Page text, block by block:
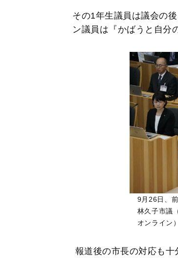
その1年生議員は議会の
ン議員は『かばうと自分
9月26日、
林久子市議
オンライン）
報道後の市長の対応も